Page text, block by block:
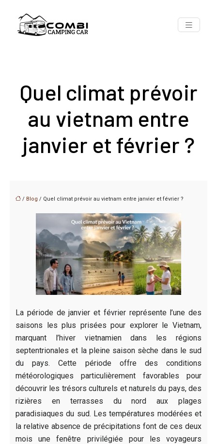
Quel climat prévoir
au vietnam entre
janvier et février ?
/ Blog / Quel climat prévoir au vietnam entre janvier et février ?
La période de janvier et février représente l’une des
saisons les plus prisées pour explorer le Vietnam,
marquant l’hiver vietnamien dans les régions
septentrionales et la pleine saison sèche dans le sud
du pays. Cette période offre des conditions
météorologiques particulièrement favorables pour
découvrir les trésors culturels et naturels du pays, des
rizières en terrasses du nord aux plages
paradisiaques du sud. Les températures modérées et
la relative absence de précipitations font de ces deux
mois une fenêtre privilégiée pour les voyageurs